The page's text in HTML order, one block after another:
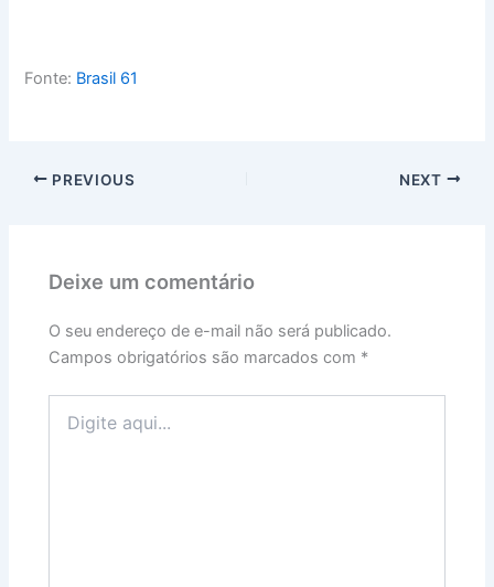
Fonte: Brasil 61
PREVIOUS NEXT
Deixe um comentário
O seu endereço de e-mail não será publicado.
Campos obrigatórios são marcados com *
aqui...